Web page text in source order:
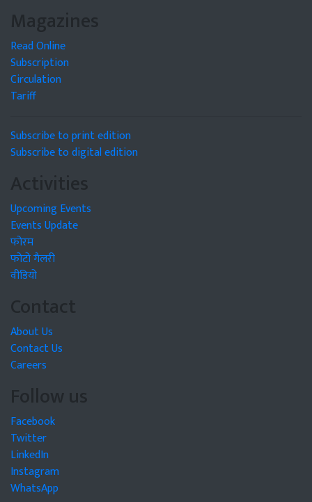
Magazines
Read Online
Subscription
Circulation
Tariff
Subscribe to print edition
Subscribe to digital edition
Activities
Upcoming Events
Events Update
फोरम
फोटो गैलरी
वीडियो
Contact
About Us
Contact Us
Careers
Follow us
Facebook
Twitter
LinkedIn
Instagram
WhatsApp